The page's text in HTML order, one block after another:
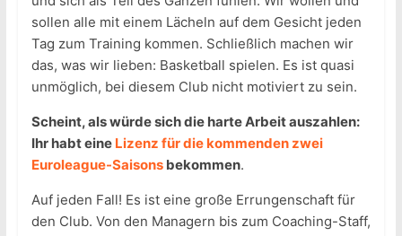
sollen alle mit einem Lächeln auf dem Gesicht jeden
Tag zum Training kommen. Schließlich machen wir
das, was wir lieben: Basketball spielen. Es ist quasi
unmöglich, bei diesem Club nicht motiviert zu sein.
Scheint, als würde sich die harte Arbeit auszahlen:
Ihr habt eine Lizenz für die kommenden zwei
Euroleague-Saisonsbekommen.
Auf jeden Fall! Es ist eine große Errungenschaft für
den Club. Von den Managern bis zum Coaching-Staff,